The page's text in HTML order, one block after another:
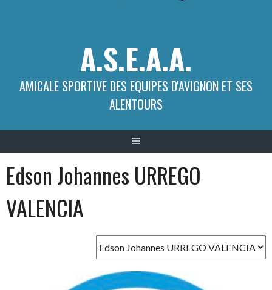
A.S.E.A.A.
AMICALE SPORTIVE DES EQUIPES D'AVIGNON ET SES
ALENTOURS
Edson Johannes URREGO
VALENCIA